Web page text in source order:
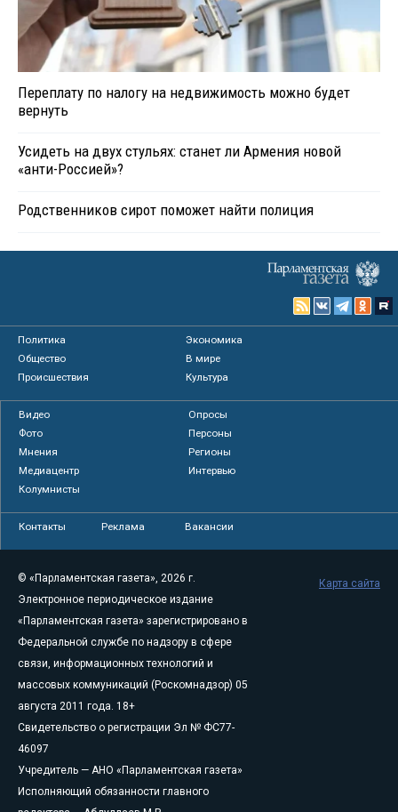
Переплату по налогу на недвижимость можно будет
вернуть
Усидеть на двух стульях: станет ли Армения новой
«анти-Россией»?
Родственников сирот поможет найти полиция
Политика
Экономика
Общество
В мире
Происшествия
Культура
Видео
Опросы
Фото
Персоны
Мнения
Регионы
Медиацентр
Интервью
Колумнисты
Контакты Реклама Вакансии
© «Парламентская газета», 2026 г.
Электронное периодическое издание
«Парламентская газета» зарегистрировано в
Федеральной службе по надзору в сфере
связи, информационных технологий и
массовых коммуникаций (Роскомнадзор) 05
августа 2011 года. 18+
Свидетельство о регистрации Эл № ФС77-
46097
Учредитель — АНО «Парламентская газета»
Исполняющий обязанности главного
Карта сайта